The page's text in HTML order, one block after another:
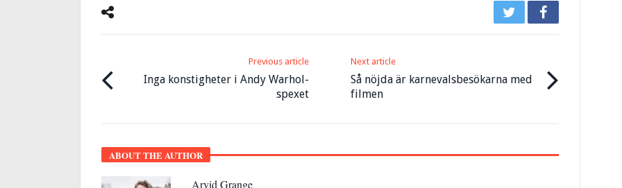
Previous article
Inga konstigheter i Andy Warhol-
spexet
Next article
Så nöjda är karnevalsbesökarna med
filmen
ABOUT THE AUTHOR
Arvid Grange